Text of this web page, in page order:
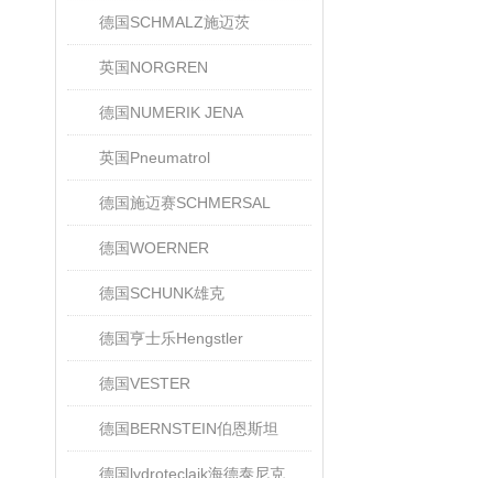
德国SCHMALZ施迈茨
英国NORGREN
德国NUMERIK JENA
英国Pneumatrol
德国施迈赛SCHMERSAL
德国WOERNER
德国SCHUNK雄克
德国亨士乐Hengstler
德国VESTER
德国BERNSTEIN伯恩斯坦
德国lydroteclaik海德泰尼克